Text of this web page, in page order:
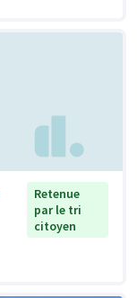
Retenue
par le tri
citoyen